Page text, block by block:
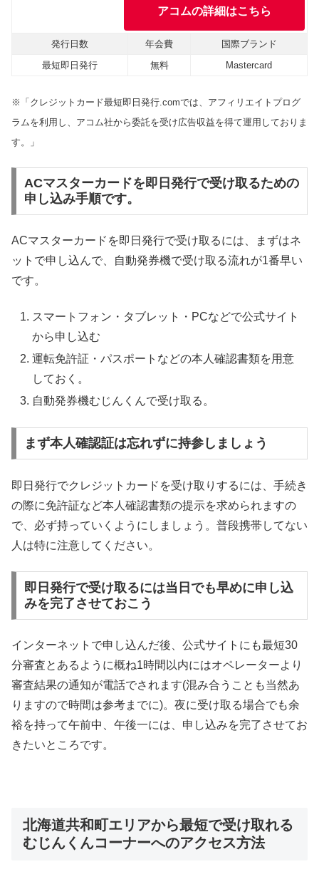
アコムの詳細はこちら
発行日数 年会費
国際ブランド
最短即日発行
無料 Mastercard
※「クレジットカード最短即日発行.comでは、アフィリエイトプログ
ラムを利用し、アコム社から委託を受け広告収益を得て運用しておりま
す。」
ACマスターカードを即日発行で受け取るための
申し込み手順です。
ACマスターカードを即日発行で受け取るには、まずはネ
ットで申し込んで、自動発券機で受け取る流れが1番早い
です。
スマートフォン・タブレット・PCなどで公式サイト
から申し込む
運転免許証・パスポートなどの本人確認書類を用意
しておく。
自動発券機むじんくんで受け取る。
まず本人確認証は忘れずに持参しましょう
即日発行でクレジットカードを受け取りするには、手続き
の際に免許証など本人確認書類の提示を求められますの
で、必ず持っていくようにしましょう。普段携帯してない
人は特に注意してください。
即日発行で受け取るには当日でも早めに申し込
みを完了させておこう
インターネットで申し込んだ後、公式サイトにも最短30
分審査とあるように概ね1時間以内にはオペレーターより
審査結果の通知が電話でされます(混み合うことも当然あ
りますので時間は参考までに)。夜に受け取る場合でも余
裕を持って午前中、午後一には、申し込みを完了させてお
きたいところです。
北海道共和町エリアから最短で受け取れる
むじんくんコーナーへのアクセス方法